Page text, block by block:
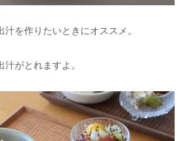
汁を作りたいときにオススメ。
がとれますよ。